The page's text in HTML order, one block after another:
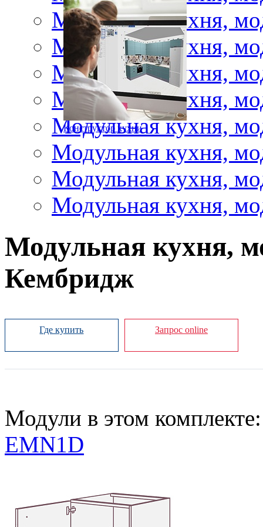
Конструктор кухни
Модульная кухня,
Модульная кухня,
Модульная кухня,
Модульная кухня,
Модульная кухня,
Модульная кухня,
Модульная кухня,
Модульная кухня,
Модульная кухня,
Кембридж
Где купить Запрос online
Модули в этом комплекте:
EMN1D